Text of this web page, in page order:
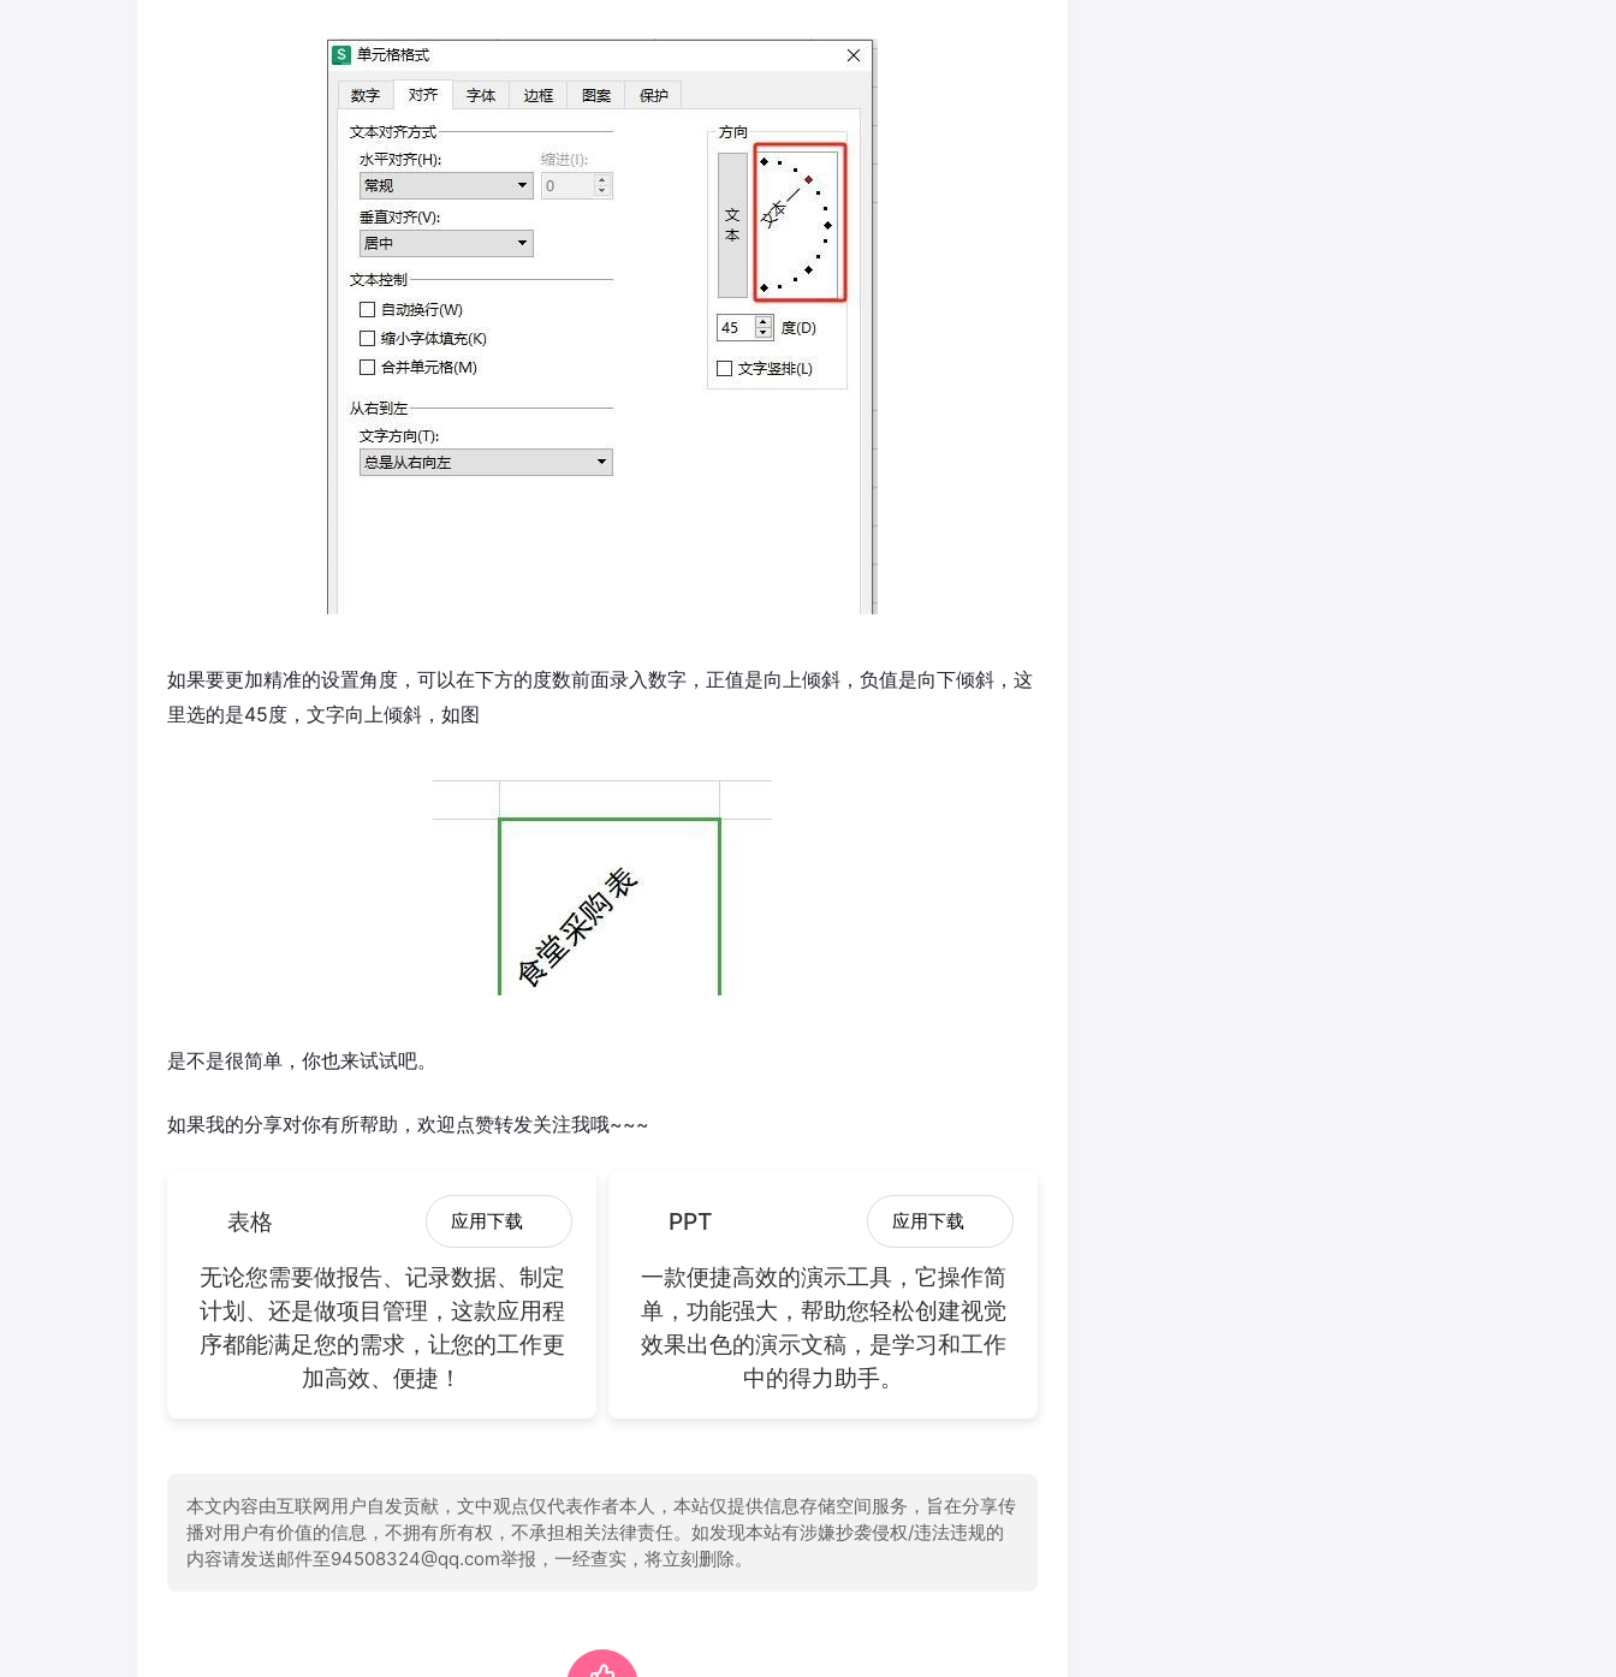
如果要更加精准的设置角度，可以在下方的度数前面录入数字，正值是向上倾斜，负值是向下倾斜，这
里选的是45度，文字向上倾斜，如图
是不是很简单，你也来试试吧。
如果我的分享对你有所帮助，欢迎点赞转发关注我哦~~~
表格 应用下载
无论您需要做报告、记录数据、制定
计划、还是做项目管理，这款应用程
序都能满足您的需求，让您的工作更
加高效、便捷！
PPT 应用下载
一款便捷高效的演示工具，它操作简
单，功能强大，帮助您轻松创建视觉
效果出色的演示文稿，是学习和工作
中的得力助手。
本文内容由互联网用户自发贡献，文中观点仅代表作者本人，本站仅提供信息存储空间服务，旨在分享传
播对用户有价值的信息，不拥有所有权，不承担相关法律责任。如发现本站有涉嫌抄袭侵权/违法违规的
内容请发送邮件至94508324@qq.com举报，一经查实，将立刻删除。